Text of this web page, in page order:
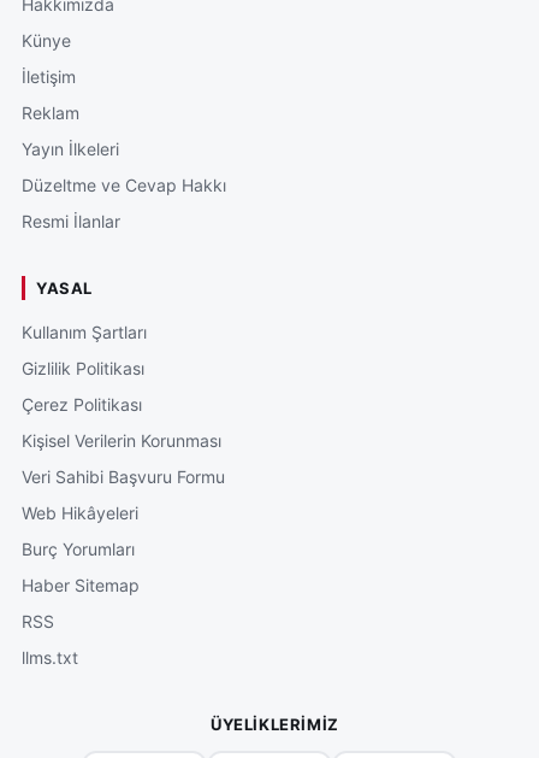
Künye
İletişim
Reklam
Yayın İlkeleri
Düzeltme ve Cevap Hakkı
Resmi İlanlar
YASAL
Kullanım Şartları
Gizlilik Politikası
Çerez Politikası
Kişisel Verilerin Korunması
Veri Sahibi Başvuru Formu
Web Hikâyeleri
Burç Yorumları
Haber Sitemap
RSS
llms.txt
ÜYELIKLERIMIZ